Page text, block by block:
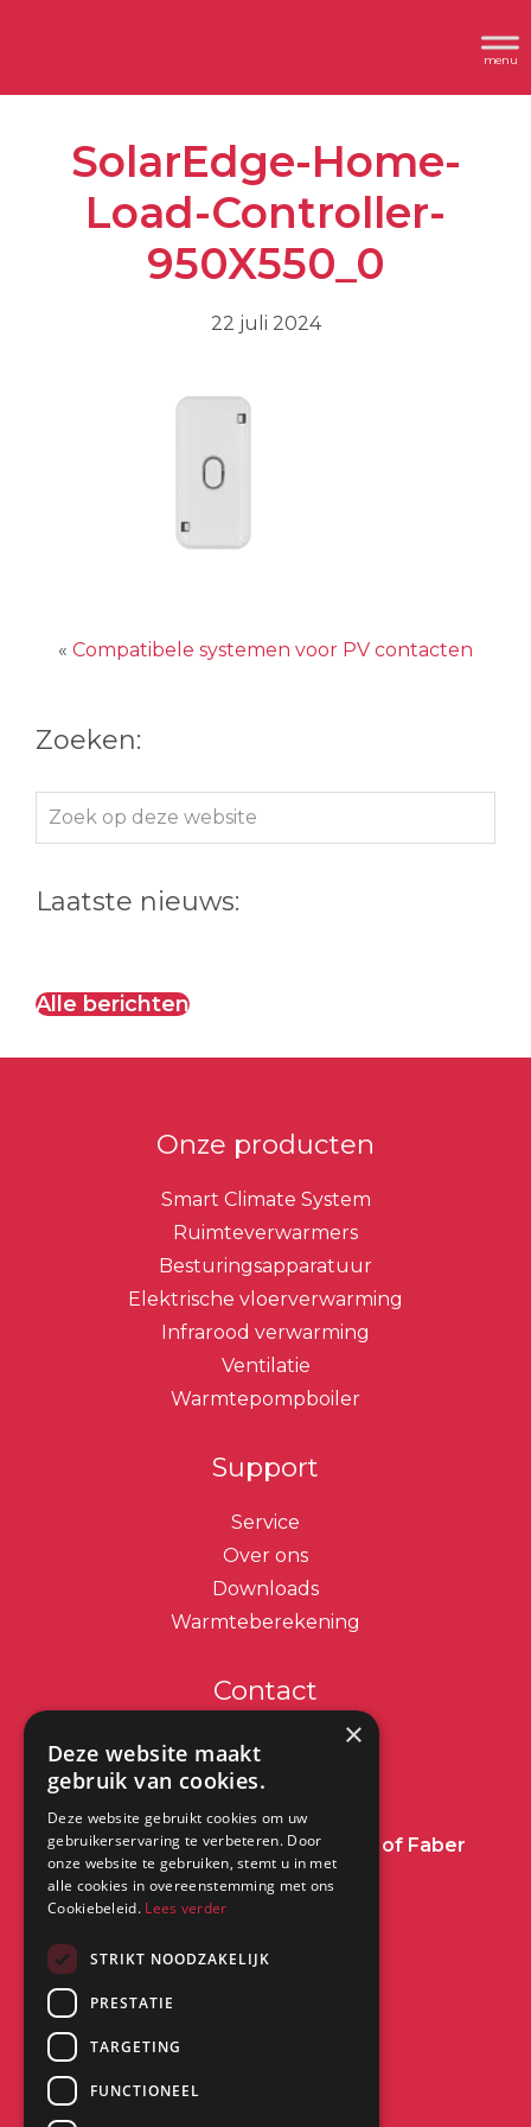
inhoud
Header
Rechts
SolarEdge-Home-
Load-Controller-
950X550_0
22 juli 2024
« Compatibele systemen voor PV contacten
Zoeken:
Zoek
op
website
Laatste nieuws:
Alle berichten
Onze producten
Smart Climate System
Ruimteverwarmers
Besturingsapparatuur
Elektrische vloerverwarming
Infrarood verwarming
Ventilatie
Warmtepompboiler
Support
Service
Over ons
Downloads
Warmteberekening
Contact
info@dimplex.nl
+31 (0) 513 78 98 80
Heeft u een vraag over Dimplex of Faber
Haarden?Klik dan hier
8448 CC Heerenveen
×
Deze website maakt
gebruik van cookies.
Deze website gebruikt cookies om uw
gebruikerservaring te verbeteren. Door
onze website te gebruiken, stemt u in met
alle cookies in overeenstemming met ons
Cookiebeleid. Lees verder
STRIKT NOODZAKELIJK
PRESTATIE
TARGETING
FUNCTIONEEL